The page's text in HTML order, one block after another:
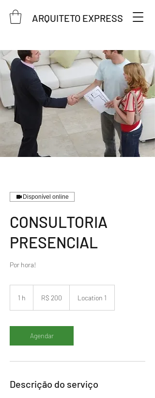
ARQUITETO EXPRESS
Disponível online
CONSULTORIA
PRESENCIAL
Por hora!
1 h
brasileiros
R$ 200 Location 1
Agendar
Descrição do serviço